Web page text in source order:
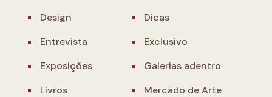
Design
Dicas
Entrevista
Exclusivo
Exposições
Galerias adentro
Livros
Mercado de Arte